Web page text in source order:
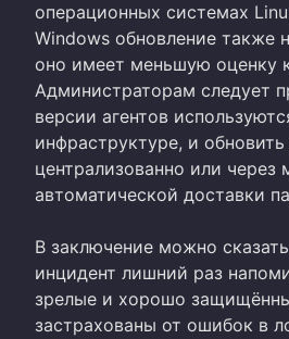
операционных системах
Windows обновление также
оно имеет меньшую оценку
Администраторам следует
версии агентов
инфраструктуре, и обновить
централизованно или через
автоматической доставки
В заключение можно
инцидент лишний раз
зрелые и хорошо
застрахованы от ошибок в